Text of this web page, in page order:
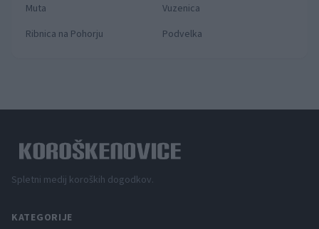
Muta
Vuzenica
Ribnica na Pohorju
Podvelka
Spletni medij koroških dogodkov.
KATEGORIJE